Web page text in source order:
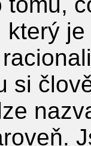
který
si